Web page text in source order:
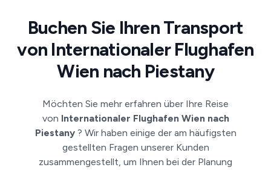
Buchen Sie Ihren Transport
von Internationaler Flughafen
Wien nach Piestany
Möchten Sie mehr erfahren über Ihre Reise
von Internationaler Flughafen Wien nach
Piestany ? Wir haben einige der am häufigsten
gestellten Fragen unserer Kunden
zusammengestellt, um Ihnen bei der Planung